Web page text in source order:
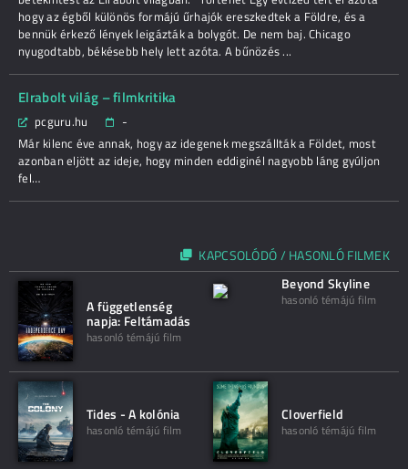
hogy az égből különös formájú űrhajók ereszkedtek a Földre, és a
bennük érkező lények leigázták a bolygót. De nem baj. Chicago
nyugodtabb, békésebb hely lett azóta. A bűnözés ...
Elrabolt világ – filmkritika
pcguru.hu
-
Már kilenc éve annak, hogy az idegenek megszállták a Földet, most
azonban eljött az ideje, hogy minden eddiginél nagyobb láng gyúljon
fel…
KAPCSOLÓDÓ / HASONLÓ FILMEK
A függetlenség
napja: Feltámadás
hasonló témájú film
Beyond Skyline
hasonló témájú film
Tides - A kolónia
hasonló témájú film
Cloverfield
hasonló témájú film